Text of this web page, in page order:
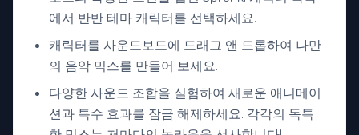
에서 반반 테마 캐릭터를 선택하세요.
캐릭터를 사운드보드에 드래그 앤 드롭하여 나만
의 음악 믹스를 만들어 보세요.
다양한 사운드 조합을 실험하여 새로운 애니메이
션과 특수 효과를 잠금 해제하세요. 각각의 독특